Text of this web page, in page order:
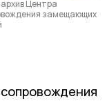
Центра
замещающих